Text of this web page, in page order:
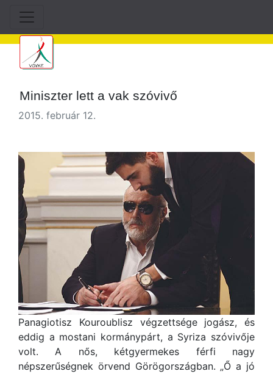
Miniszter lett a vak szóvivő
2015. február 12.
Panagiotisz Kouroublisz végzettsége jogász, és
eddig a mostani kormánypárt, a Syriza szóvivője
volt. A nős, kétgyermekes férfi nagy
népszerűségnek örvend Görögországban. „Ő a jó